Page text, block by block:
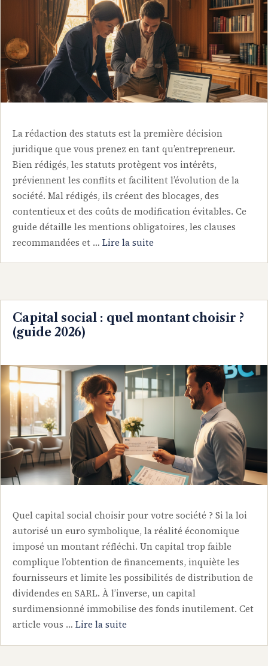
La rédaction des statuts est la première décision
juridique que vous prenez en tant qu’entrepreneur.
Bien rédigés, les statuts protègent vos intérêts,
préviennent les conflits et facilitent l’évolution de la
société. Mal rédigés, ils créent des blocages, des
contentieux et des coûts de modification évitables. Ce
guide détaille les mentions obligatoires, les clauses
recommandées et …Lire la suite
Capital social : quel montant choisir ?
(guide 2026)
Quel capital social choisir pour votre société ? Si la loi
autorisé un euro symbolique, la réalité économique
imposé un montant réfléchi. Un capital trop faible
complique l’obtention de financements, inquiète les
fournisseurs et limite les possibilités de distribution de
dividendes en SARL. À l’inverse, un capital
surdimensionné immobilise des fonds inutilement. Cet
article vous …Lire la suite